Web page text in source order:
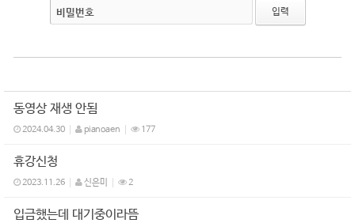
비밀번호
동영상 재생 안됨
2024.04.30 pianoaen 177
휴강신청
2023.11.26 신은미 2
입금했는데 대기중이라뜸